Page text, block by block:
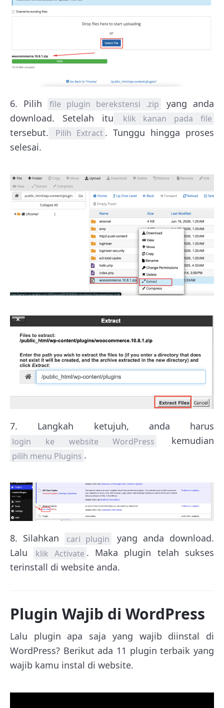
6. Pilih file plugin berekstensi .zip
yang anda
download. Setelah itu
klik kanan pada file
tersebut. Pilih Extract . Tunggu hingga proses
selesai.
7. Langkah ketujuh, anda harus
login ke website WordPress kemudian
pilih menu Plugins .
8. Silahkan cari plugin
yang anda download.
Lalu
klik Activate . Maka plugin telah sukses
terinstall di website anda.
Plugin Wajib di WordPress
Lalu plugin apa saja yang wajib diinstal di
WordPress? Berikut ada 11 plugin terbaik yang
wajib kamu instal di website.